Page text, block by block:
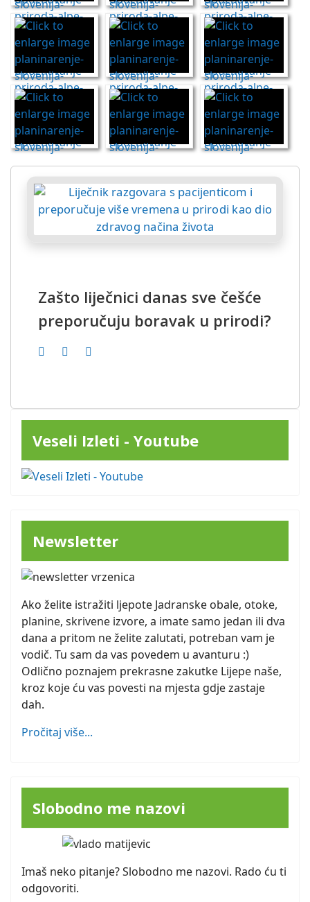
Zašto liječnici danas sve češće
preporučuju boravak u prirodi?
Veseli Izleti - Youtube
Newsletter
Ako želite istražiti ljepote Jadranske obale, otoke,
planine, skrivene izvore, a imate samo jedan ili dva
dana a pritom ne želite zalutati, potreban vam je
vodič. Tu sam da vas povedem u avanturu :)
Odlično poznajem prekrasne zakutke Lijepe naše,
kroz koje ću vas povesti na mjesta gdje zastaje
dah.
Pročitaj više...
Slobodno me nazovi
Imaš neko pitanje? Slobodno me nazovi. Rado ću ti
odgovoriti.